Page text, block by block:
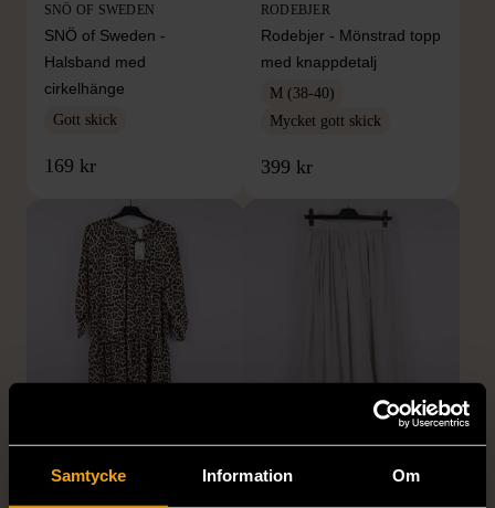
Samtycke Information Om
SNÖ OF SWEDEN
SNÖ of Sweden -
Halsband med
cirkelhänge
Gott skick
169 kr
RODEBJER
Rodebjer - Mönstrad topp
med knappdetalj
M (38-40)
Mycket gott skick
399 kr
H&M
H&M - Leopardmönstrad
volangklänning
H&M
H&M - Plisserad midikjol